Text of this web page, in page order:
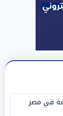
في مصر